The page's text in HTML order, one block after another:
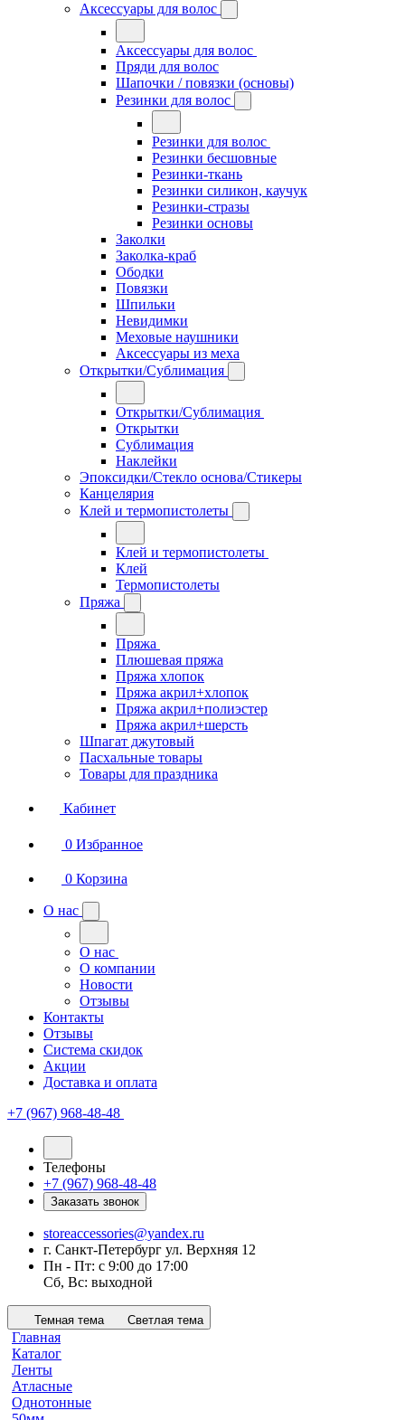
Аксессуары для волос
Аксессуары для волос
Пряди для волос
Шапочки / повязки (основы)
Резинки для волос
Резинки для волос
Резинки бесшовные
Резинки-ткань
Резинки силикон, каучук
Резинки-стразы
Резинки основы
Заколки
Заколка-краб
Ободки
Повязки
Шпильки
Невидимки
Меховые наушники
Аксессуары из меха
Открытки/Сублимация
Открытки/Сублимация
Открытки
Сублимация
Наклейки
Эпоксидки/Стекло основа/Стикеры
Канцелярия
Клей и термопистолеты
Клей и термопистолеты
Клей
Термопистолеты
Пряжа
Пряжа
Плюшевая пряжа
Пряжа хлопок
Пряжа акрил+хлопок
Пряжа акрил+полиэстер
Пряжа акрил+шерсть
Шпагат джутовый
Пасхальные товары
Товары для праздника
Кабинет
0 Избранное
0 Корзина
О нас
О нас
О компании
Новости
Отзывы
Контакты
Отзывы
Система скидок
Акции
Доставка и оплата
+7 (967) 968-48-48
Телефоны
+7 (967) 968-48-48
Заказать звонок
storeaccessories@yandex.ru
г. Санкт-Петербург ул. Верхняя 12
Пн - Пт: с 9:00 до 17:00
Сб, Вс: выходной
Темная тема Светлая тема
Главная
Каталог
Ленты
Атласные
Однотонные